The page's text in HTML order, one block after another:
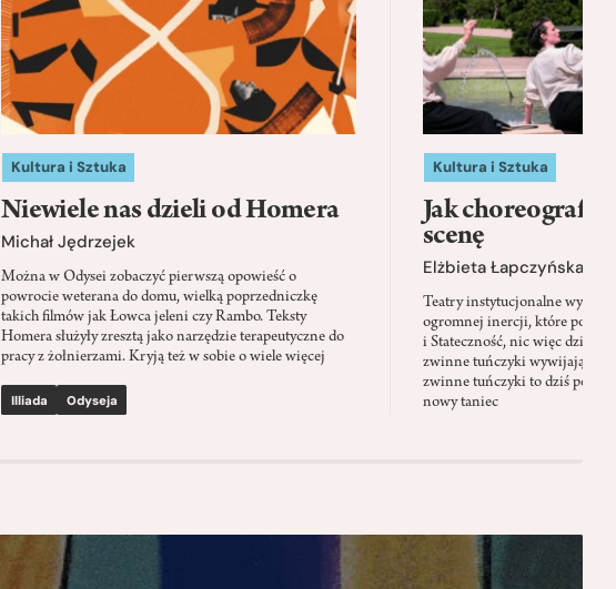
Kultura i Sztuka
Niewiele nas dzieli od Homera
Michał Jędrzejek
Można w Odysei zobaczyć pierwszą opowieść o
powrocie weterana do domu, wielką poprzedniczkę
takich filmów jak Łowca jeleni czy Rambo. Teksty
Homera służyły zresztą jako narzędzie terapeutyczne do
pracy z żołnierzami. Kryją też w sobie o wiele więcej
Illiada Odyseja
Kultura i Sztuka
Jak
scenę
Elżbieta Łapczyńska
Teatry instytucjonalne
ogromnej inercji, które ponad
i Stateczność, nic więc
zwinne tuńczyki wywijają
zwinne tuńczyki to dziś
nowy taniec